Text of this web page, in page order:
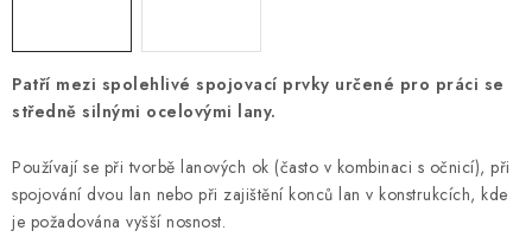
NOUZOVÉ ČLÁNKY
ZÁVLAČKY
KURTY A POPRUHY
Patří mezi spolehlivé spojovací prvky určené pro práci se
středně silnými ocelovými lany.
Používají se při tvorbě lanových ok (často v kombinaci s očnicí), při
spojování dvou lan nebo při zajištění konců lan v konstrukcích, kde
je požadována vyšší nosnost.